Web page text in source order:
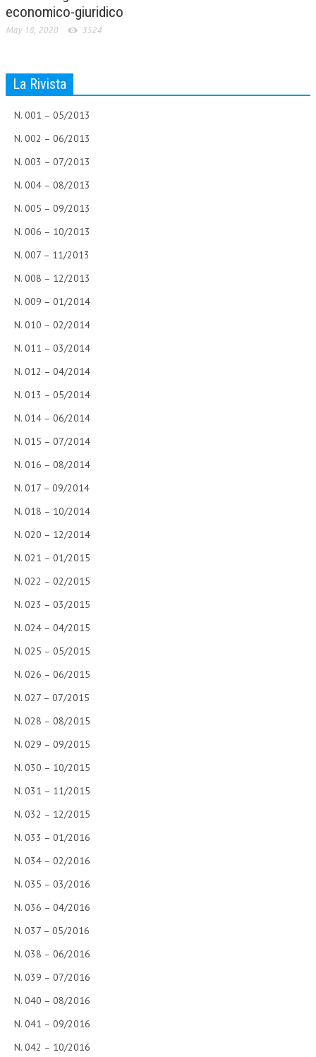
economico-giuridico
May 18, 2020 3524
La Rivista
N. 001 – 05/2013
N. 002 – 06/2013
N. 003 – 07/2013
N. 004 – 08/2013
N. 005 – 09/2013
N. 006 – 10/2013
N. 007 – 11/2013
N. 008 – 12/2013
N. 009 – 01/2014
N. 010 – 02/2014
N. 011 – 03/2014
N. 012 – 04/2014
N. 013 – 05/2014
N. 014 – 06/2014
N. 015 – 07/2014
N. 016 – 08/2014
N. 017 – 09/2014
N. 018 – 10/2014
N. 020 – 12/2014
N. 021 – 01/2015
N. 022 – 02/2015
N. 023 – 03/2015
N. 024 – 04/2015
N. 025 – 05/2015
N. 026 – 06/2015
N. 027 – 07/2015
N. 028 – 08/2015
N. 029 – 09/2015
N. 030 – 10/2015
N. 031 – 11/2015
N. 032 – 12/2015
N. 033 – 01/2016
N. 034 – 02/2016
N. 035 – 03/2016
N. 036 – 04/2016
N. 037 – 05/2016
N. 038 – 06/2016
N. 039 – 07/2016
N. 040 – 08/2016
N. 041 – 09/2016
N. 042 – 10/2016